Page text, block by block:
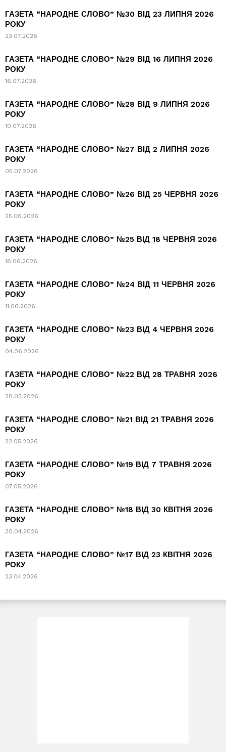
ГАЗЕТА “НАРОДНЕ СЛОВО” №30 ВІД 23 ЛИПНЯ 2026
РОКУ
23.07.2026
ГАЗЕТА “НАРОДНЕ СЛОВО” №29 ВІД 16 ЛИПНЯ 2026
РОКУ
16.07.2026
ГАЗЕТА “НАРОДНЕ СЛОВО” №28 ВІД 9 ЛИПНЯ 2026
РОКУ
10.07.2026
ГАЗЕТА “НАРОДНЕ СЛОВО” №27 ВІД 2 ЛИПНЯ 2026
РОКУ
05.07.2026
ГАЗЕТА “НАРОДНЕ СЛОВО” №26 ВІД 25 ЧЕРВНЯ 2026
РОКУ
25.06.2026
ГАЗЕТА “НАРОДНЕ СЛОВО” №25 ВІД 18 ЧЕРВНЯ 2026
РОКУ
18.06.2026
ГАЗЕТА “НАРОДНЕ СЛОВО” №24 ВІД 11 ЧЕРВНЯ 2026
РОКУ
11.06.2026
ГАЗЕТА “НАРОДНЕ СЛОВО” №23 ВІД 4 ЧЕРВНЯ 2026
РОКУ
04.06.2026
ГАЗЕТА “НАРОДНЕ СЛОВО” №22 ВІД 28 ТРАВНЯ 2026
РОКУ
28.05.2026
ГАЗЕТА “НАРОДНЕ СЛОВО” №21 ВІД 21 ТРАВНЯ 2026
РОКУ
22.05.2026
ГАЗЕТА “НАРОДНЕ СЛОВО” №19 ВІД 7 ТРАВНЯ 2026
РОКУ
07.05.2026
ГАЗЕТА “НАРОДНЕ СЛОВО” №18 ВІД 30 КВІТНЯ 2026
РОКУ
30.04.2026
ГАЗЕТА “НАРОДНЕ СЛОВО” №17 ВІД 23 КВІТНЯ 2026
РОКУ
23.04.2026